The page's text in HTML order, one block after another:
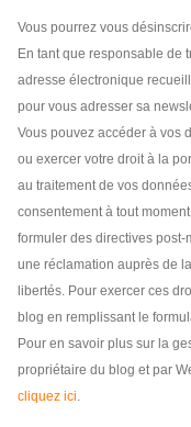
Vous pourrez vous
En tant que responsable de
adresse électronique
pour vous adresser sa
Vous pouvez accéder à vos
ou exercer votre droit à la
au traitement de vos
consentement à tout
formuler des directives post-
une réclamation auprès de
libertés. Pour exercer ces
blog en remplissant le
Pour en savoir plus sur la
propriétaire du blog et par
cliquez ici.